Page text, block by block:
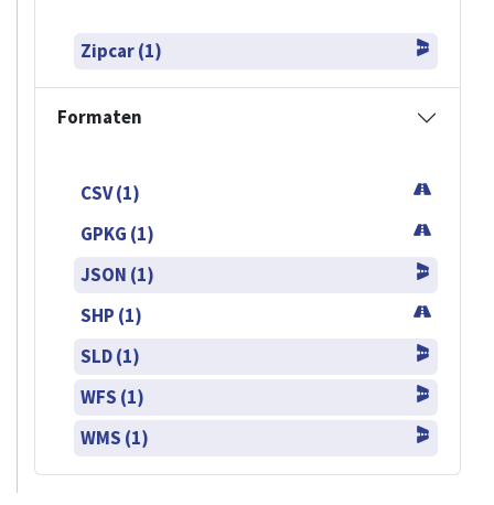
Zipcar (1)
Formaten
CSV (1)
GPKG (1)
JSON (1)
SHP (1)
SLD (1)
WFS (1)
WMS (1)